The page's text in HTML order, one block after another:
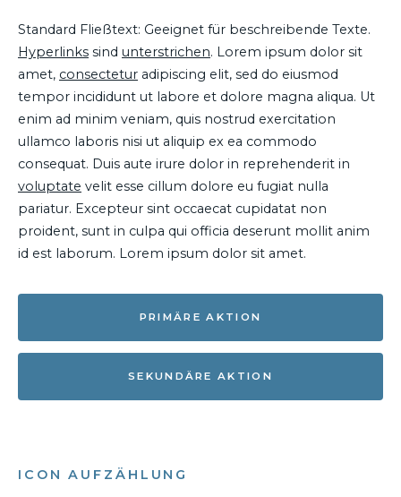
Standard Fließtext: Geeignet für beschreibende Texte.
Hyperlinks sind unterstrichen. Lorem ipsum dolor sit
amet, consectetur adipiscing elit, sed do eiusmod
tempor incididunt ut labore et dolore magna aliqua. Ut
enim ad minim veniam, quis nostrud exercitation
ullamco laboris nisi ut aliquip ex ea commodo
consequat. Duis aute irure dolor in reprehenderit in
voluptate velit esse cillum dolore eu fugiat nulla
pariatur. Excepteur sint occaecat cupidatat non
proident, sunt in culpa qui officia deserunt mollit anim
id est laborum. Lorem ipsum dolor sit amet.
PRIMÄRE AKTION
SEKUNDÄRE AKTION
ICON AUFZÄHLUNG